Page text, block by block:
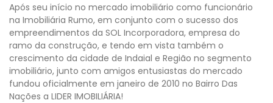
Após seu início no mercado imobiliário como funcionário
na Imobiliária Rumo, em conjunto com o sucesso dos
empreendimentos da SOL Incorporadora, empresa do
ramo da construção, e tendo em vista também o
crescimento da cidade de Indaial e Região no segmento
imobiliário, junto com amigos entusiastas do mercado
fundou oficialmente em janeiro de 2010 no Bairro Das
Nações a LIDER IMOBILIÁRIA!